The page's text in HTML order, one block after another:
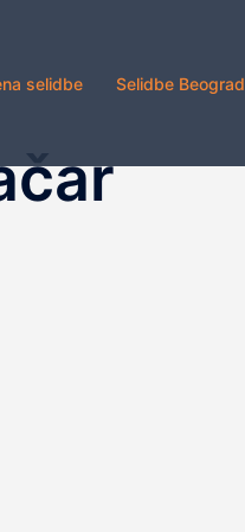
selidbe Selidbe Beograd